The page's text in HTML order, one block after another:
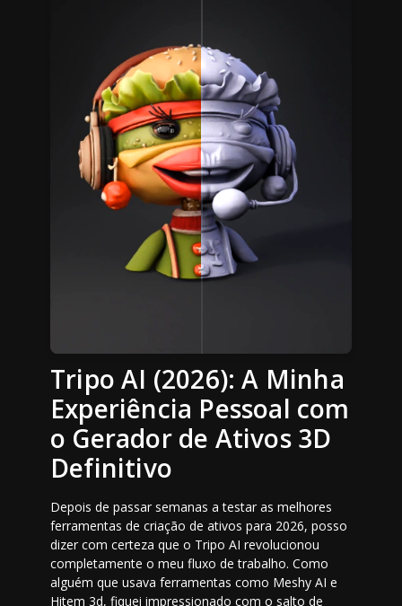
Tripo AI (2026): A Minha
Experiência Pessoal com
o Gerador de Ativos 3D
Definitivo
Depois de passar semanas a testar as melhores
ferramentas de criação de ativos para 2026, posso
dizer com certeza que o Tripo AI revolucionou
completamente o meu fluxo de trabalho. Como
alguém que usava ferramentas como Meshy AI e
Hitem 3d, fiquei impressionado com o salto de